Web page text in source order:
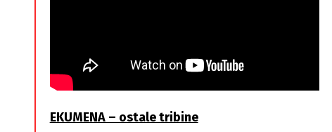
EKUMENA – ostale tribine